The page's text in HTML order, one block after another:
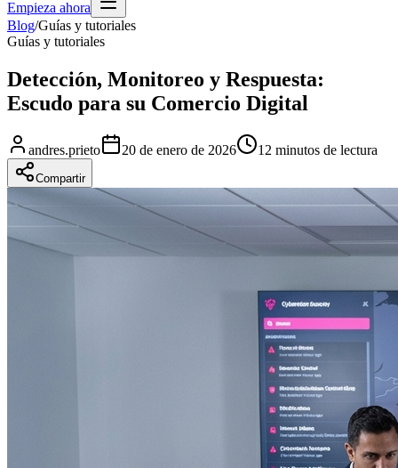
Empieza ahora
Blog/Guías y tutoriales
Guías y tutoriales
Detección, Monitoreo y Respuesta:
Escudo para su Comercio Digital
andres.prieto 20 de enero de 2026 12 minutos de lectura
Compartir